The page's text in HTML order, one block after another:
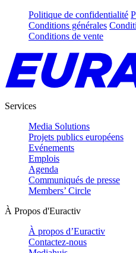
Politique de confidentialité
Conditions générales
Conditions de vente
Services
Media Solutions
Projets publics européens
Evénements
Emplois
Agenda
Communiqués de presse
Members’ Circle
À Propos d'Euractiv
À propos d’Euractiv
Contactez-nous